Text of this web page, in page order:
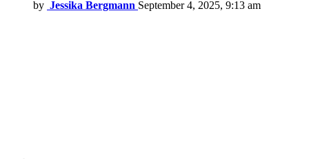
by Jessika Bergmann September 4, 2025, 9:13 am